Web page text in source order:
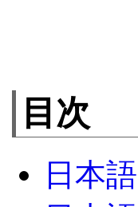
目次
日本